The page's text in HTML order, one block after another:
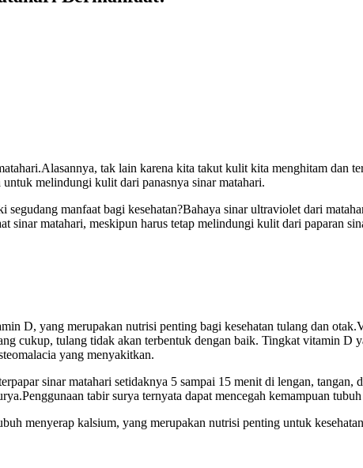
tak lain karena kita takut kulit kita menghitam dan
melindungi kulit dari panasnya sinar matahari.
manfaat bagi kesehatan?Bahaya sinar ultraviolet dari
sinar matahari, meskipun harus tetap melindungi kulit dari paparan
D, yang merupakan nutrisi penting bagi kesehatan tulang dan
cukup, tulang tidak akan terbentuk dengan baik. Tingkat vitamin D
yang menyakitkan.
sinar matahari setidaknya 5 sampai 15 menit di lengan,
tabir surya ternyata dapat mencegah kemampuan
menyerap kalsium, yang merupakan nutrisi penting untuk